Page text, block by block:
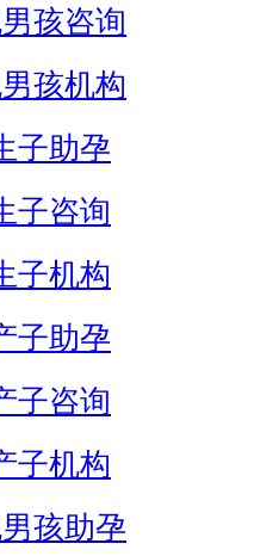
孩咨询
孩机构
子助孕
子咨询
子机构
子助孕
子咨询
子机构
孩助孕